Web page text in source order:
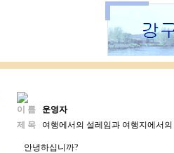
이 름 운영자
제 목
여행에서의 설레임과 여행지에서
안녕하십니까?